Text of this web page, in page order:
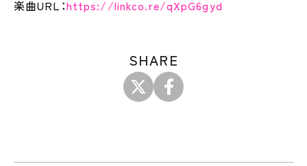
楽曲URL：https://linkco.re/qXpG6gyd
SHARE